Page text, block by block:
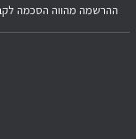
ההרשמה מהווה הסכמה